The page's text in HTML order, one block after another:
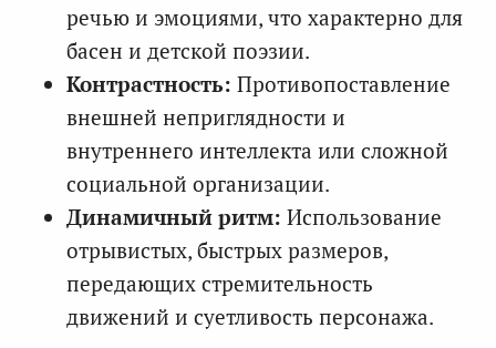
речью и эмоциями, что характерно для
басен и детской поэзии.
Контрастность: Противопоставление
внешней неприглядности и
внутреннего интеллекта или сложной
социальной организации.
Динамичный ритм: Использование
отрывистых, быстрых размеров,
передающих стремительность
движений и суетливость персонажа.